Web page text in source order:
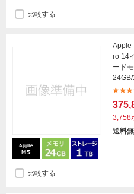
比較する
Apple
ro 14
ード
3,758
送料
比較する